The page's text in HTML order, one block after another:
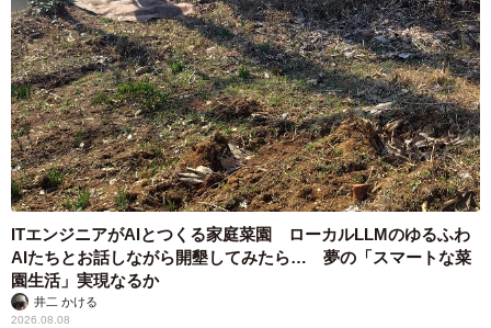
ITエンジニアがAIとつくる家庭菜園 ローカルLLMのゆるふわ
AIたちとお話しながら開墾してみたら… 夢の「スマートな菜
園生活」実現なるか
井二 かける
2026.08.08